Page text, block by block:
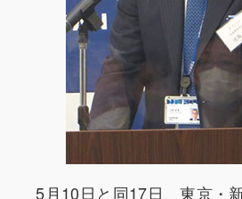
5月10日と同17日、東京・